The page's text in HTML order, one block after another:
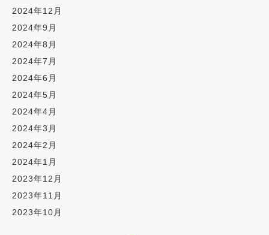
2024年12月
2024年9月
2024年8月
2024年7月
2024年6月
2024年5月
2024年4月
2024年3月
2024年2月
2024年1月
2023年12月
2023年11月
2023年10月